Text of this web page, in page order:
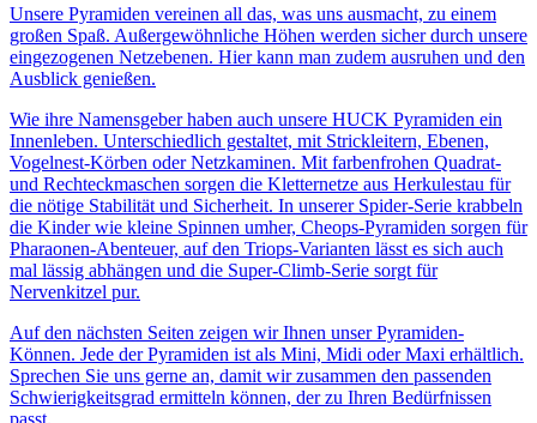
Unsere Pyramiden vereinen all das, was uns ausmacht, zu einem
großen Spaß. Außergewöhnliche Höhen werden sicher durch unsere
eingezogenen Netzebenen. Hier kann man zudem ausruhen und den
Ausblick genießen.
Wie ihre Namensgeber haben auch unsere HUCK Pyramiden ein
Innenleben. Unterschiedlich gestaltet, mit Strickleitern, Ebenen,
Vogelnest-Körben oder Netzkaminen. Mit farbenfrohen Quadrat-
und Rechteckmaschen sorgen die Kletternetze aus Herkulestau für
die nötige Stabilität und Sicherheit. In unserer Spider-Serie krabbeln
die Kinder wie kleine Spinnen umher, Cheops-Pyramiden sorgen für
Pharaonen-Abenteuer, auf den Triops-Varianten lässt es sich auch
mal lässig abhängen und die Super-Climb-Serie sorgt für
Nervenkitzel pur.
Auf den nächsten Seiten zeigen wir Ihnen unser Pyramiden-
Können. Jede der Pyramiden ist als Mini, Midi oder Maxi erhältlich.
Sprechen Sie uns gerne an, damit wir zusammen den passenden
Schwierigkeitsgrad ermitteln können, der zu Ihren Bedürfnissen
passt.